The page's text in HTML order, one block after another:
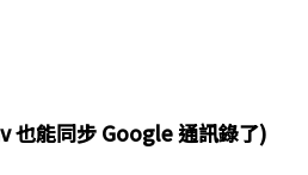
也能同步 Google 通訊錄了)